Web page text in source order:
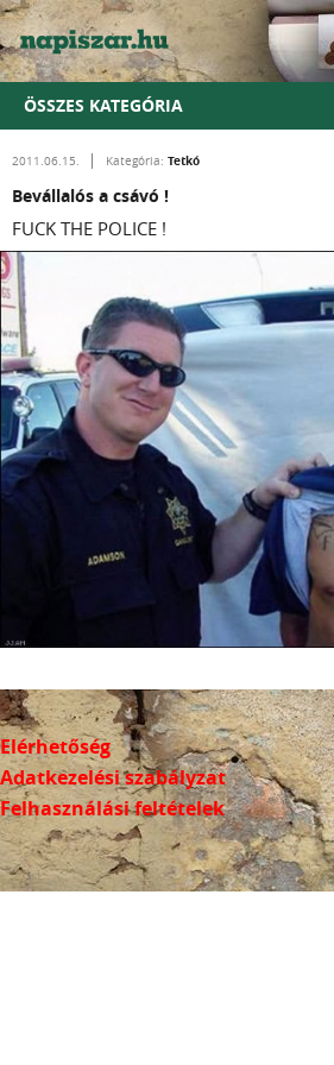
ÖSSZES KATEGÓRIA
2011.06.15. Kategória: Tetkó
Bevállalós a csávó !
FUCK THE POLICE !
Elérhetőség
Adatkezelési szabályzat
Felhasználási feltételek